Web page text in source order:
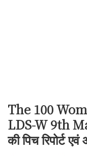
The 100
LDS-W 9th
की पिच रिपोर्ट